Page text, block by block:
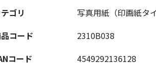
ゴリ
写真用紙（印画紙タイ
コード
2310B038
コード
4549292136128